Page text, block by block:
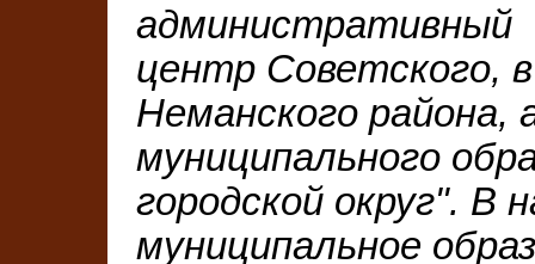
административный
центр Советского,
Неманского района,
муниципального
городской округ". В
муниципальное